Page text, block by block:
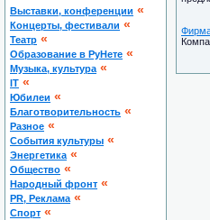
Выставки, конференции «
Концерты, фестивали «
Театр «
Образование в РуНете «
Музыка, культура «
IT «
Юбилеи «
Благотворительность «
Разное «
Cобытия культуры «
Энергетика «
Общество «
Народный фронт «
PR, Реклама «
Спорт «